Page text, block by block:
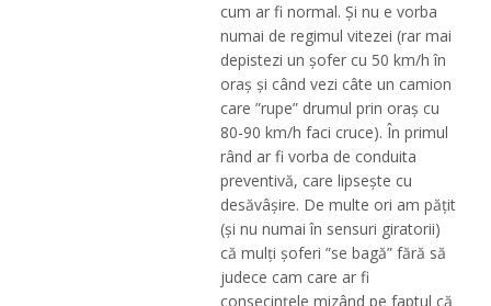
cum ar fi normal. Și nu e vorba
numai de regimul vitezei (rar mai
depistezi un șofer cu 50 km/h în
oraș și când vezi câte un camion
care ”rupe” drumul prin oraș cu
80-90 km/h faci cruce). În primul
rând ar fi vorba de conduita
preventivă, care lipsește cu
desăvâșire. De multe ori am pățit
(și nu numai în sensuri giratorii)
că mulți șoferi ”se bagă” fără să
judece cam care ar fi
consecințele mizând pe faptul că